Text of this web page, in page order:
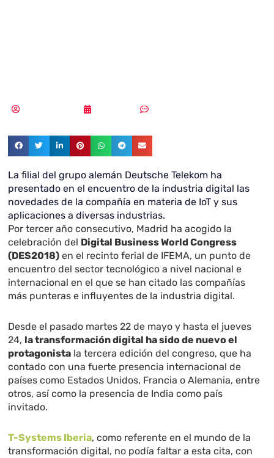
La filial del grupo alemán Deutsche Telekom ha
presentado en el encuentro de la industria digital las
novedades de la compañía en materia de IoT y sus
aplicaciones a diversas industrias.
Por tercer año consecutivo, Madrid ha acogido la
celebración del Digital Business World Congress
(DES2018) en el recinto ferial de IFEMA, un punto de
encuentro del sector tecnológico a nivel nacional e
internacional en el que se han citado las compañías
más punteras e influyentes de la industria digital.
Desde el pasado martes 22 de mayo y hasta el jueves
24, la transformación digital ha sido de nuevo el
protagonista la tercera edición del congreso, que ha
contado con una fuerte presencia internacional de
países como Estados Unidos, Francia o Alemania, entre
otros, así como la presencia de India como país
invitado.
T-Systems Iberia, como referente en el mundo de la
transformación digital, no podía faltar a esta cita, con